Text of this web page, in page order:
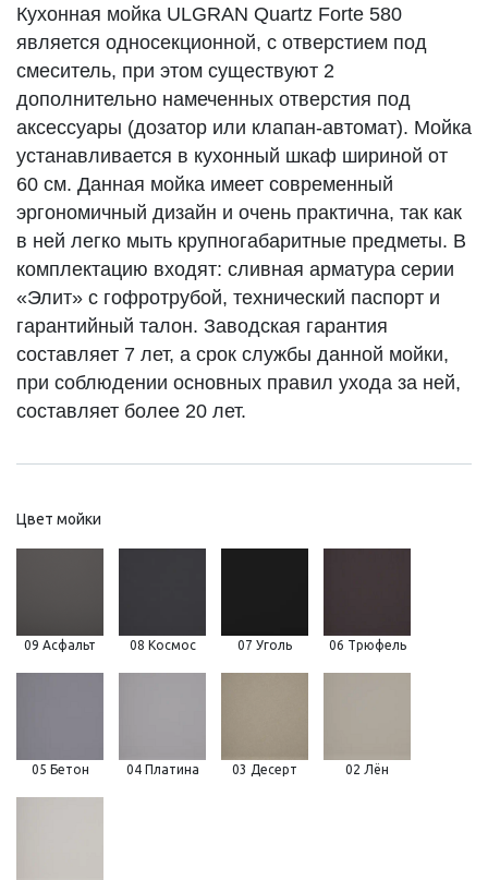
Кухонная мойка ULGRAN Quartz Forte 580
является односекционной, с отверстием под
смеситель, при этом существуют 2
дополнительно намеченных отверстия под
аксессуары (дозатор или клапан-автомат). Мойка
устанавливается в кухонный шкаф шириной от
60 см. Данная мойка имеет современный
эргономичный дизайн и очень практична, так как
в ней легко мыть крупногабаритные предметы. В
комплектацию входят: сливная арматура серии
«Элит» с гофротрубой, технический паспорт и
гарантийный талон. Заводская гарантия
составляет 7 лет, а срок службы данной мойки,
при соблюдении основных правил ухода за ней,
составляет более 20 лет.
Цвет мойки
09 Асфальт 08 Космос 07 Уголь 06 Трюфель
05 Бетон 04 Платина 03 Десерт 02 Лён